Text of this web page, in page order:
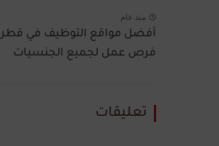
منذ عام
أفضل مواقع التوظيف في قطر |
فرص عمل لجميع الجنسيات
تعليقات